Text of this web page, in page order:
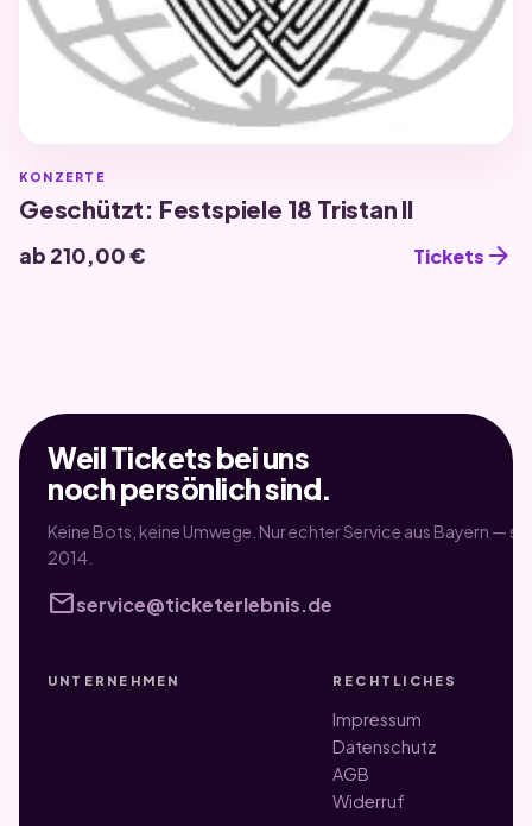
KONZERTE
Geschützt: Festspiele 18 Tristan II
ab 210,00 € Tickets arrow_forward
Weil Tickets bei uns
noch persönlich sind.
Keine Bots, keine Umwege. Nur echter Service aus Bayern —
2014.
mailservice@ticketerlebnis.de
UNTERNEHMEN RECHTLICHES
Impressum
Datenschutz
AGB
Widerruf